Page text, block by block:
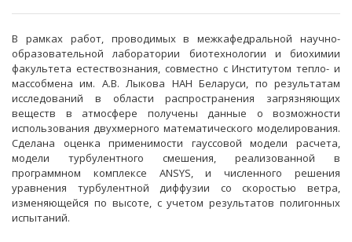
В рамках работ, проводимых в межкафедральной научно-
образовательной лаборатории биотехнологии и биохимии
факультета естествознания, совместно с Институтом тепло- и
массобмена им. А.В. Лыкова НАН Беларуси, по результатам
исследований в области распространения загрязняющих
веществ в атмосфере получены данные о возможности
использования двухмерного математического моделирования.
Сделана оценка применимости гауссовой модели расчета,
модели турбулентного смешения, реализованной в
программном комплексе ANSYS, и численного решения
уравнения турбулентной диффузии со скоростью ветра,
изменяющейся по высоте, с учетом результатов полигонных
испытаний.